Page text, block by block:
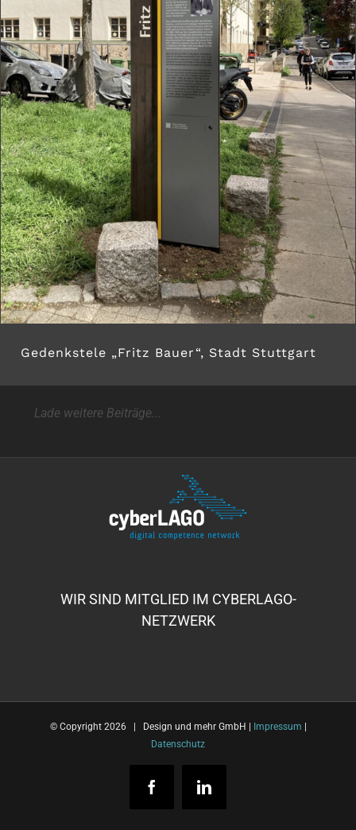
Gedenkstele „Fritz Bauer“, Stadt Stuttgart
Gedenkstele „Anton Wilhelm Amo“, Stadt